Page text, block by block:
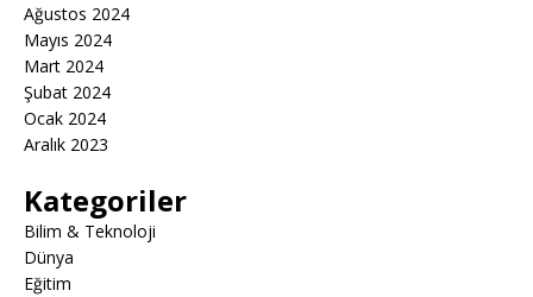
Ağustos 2024
Mayıs 2024
Mart 2024
Şubat 2024
Ocak 2024
Aralık 2023
Kategoriler
Bilim & Teknoloji
Dünya
Eğitim